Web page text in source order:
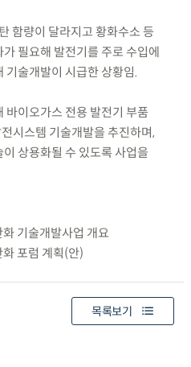
함량이 달라지고 황화수소 등
필요해 발전기를 주로 수입에
기술개발이 시급한 상황임.
이오가스 전용 발전기 부품
시스템 기술개발을 추진하며,
상용화될 수 있도록 사업을
기술개발사업 개요
포럼 계획(안)
목록보기